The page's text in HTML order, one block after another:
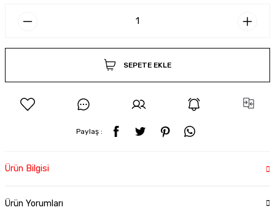
SEPETE EKLE
Paylaş :
Ürün Bilgisi
Ürün Yorumları